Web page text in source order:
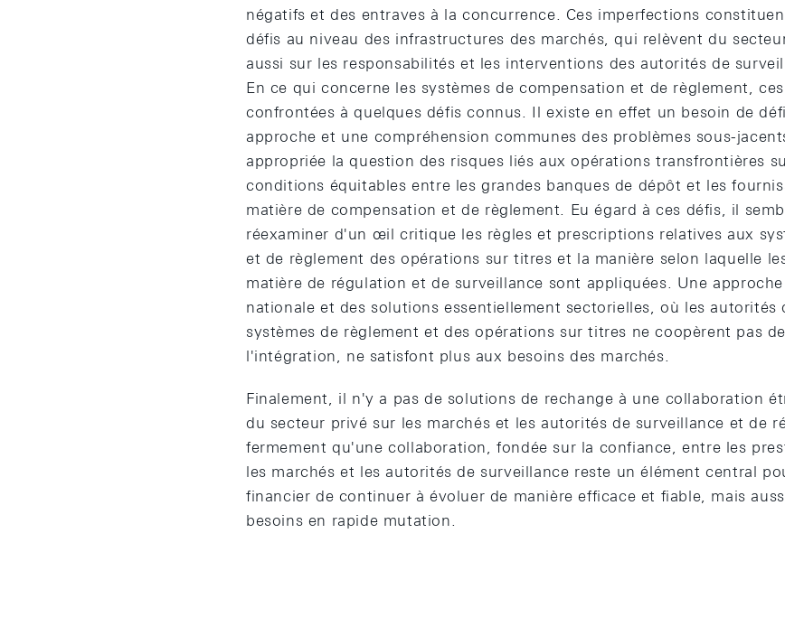
négatifs et des entraves à la concurrence. Ces imperfections
défis au niveau des infrastructures des marchés, qui relèvent du
aussi sur les responsabilités et les interventions des autorités de
En ce qui concerne les systèmes de compensation et de règlement,
confrontées à quelques défis connus. Il existe en effet un besoin de
approche et une compréhension communes des problèmes sous-
appropriée la question des risques liés aux opérations transfrontières
conditions équitables entre les grandes banques de dépôt et les
matière de compensation et de règlement. Eu égard à ces défis, il
réexaminer d'un œil critique les règles et prescriptions relatives aux
et de règlement des opérations sur titres et la manière selon laquelle
matière de régulation et de surveillance sont appliquées. Une
nationale et des solutions essentiellement sectorielles, où les autorités
systèmes de règlement et des opérations sur titres ne coopèrent pas
l'intégration, ne satisfont plus aux besoins des marchés.
Finalement, il n'y a pas de solutions de rechange à une collaboration
du secteur privé sur les marchés et les autorités de surveillance et de
fermement qu'une collaboration, fondée sur la confiance, entre les
les marchés et les autorités de surveillance reste un élément central
financier de continuer à évoluer de manière efficace et fiable, mais
besoins en rapide mutation.